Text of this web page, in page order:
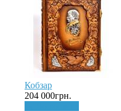
Кобзар
204 000грн.